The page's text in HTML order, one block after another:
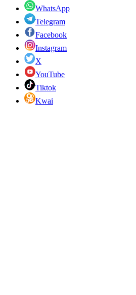
WhatsApp
Telegram
Facebook
Instagram
X
YouTube
Tiktok
Kwai